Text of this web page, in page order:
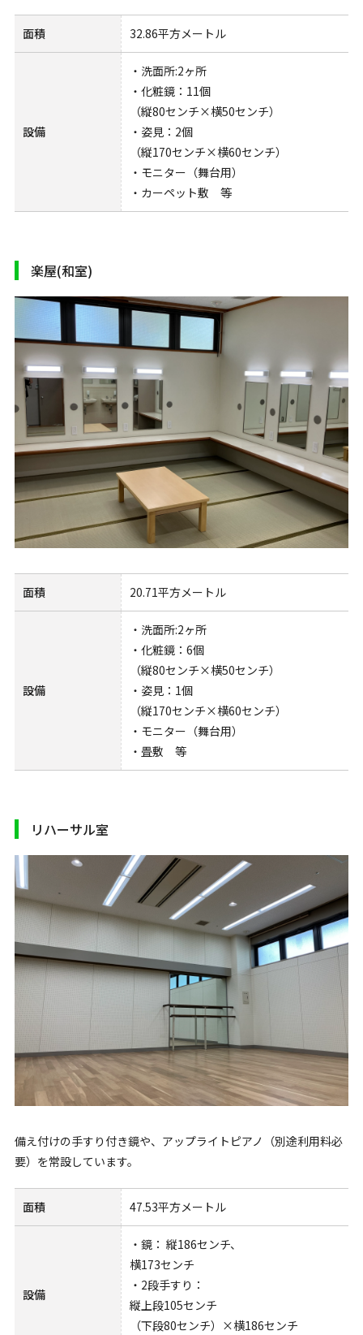
面積 32.86平方メートル
設備
・洗面所:2ヶ所
・化粧鏡：11個
（縦80センチ×横50センチ）
・姿見：2個
（縦170センチ×横60センチ）
・モニター（舞台用）
・カーペット敷 等
楽屋(和室)
面積 20.71平方メートル
設備
・洗面所:2ヶ所
・化粧鏡：6個
（縦80センチ×横50センチ）
・姿見：1個
（縦170センチ×横60センチ）
・モニター（舞台用）
・畳敷 等
リハーサル室
備え付けの手すり付き鏡や、アップライトピアノ（別途利用料必
要）を常設しています。
面積 47.53平方メートル
設備
・鏡： 縦186センチ、
横173センチ
・2段手すり：
縦上段105センチ
（下段80センチ）×横186センチ